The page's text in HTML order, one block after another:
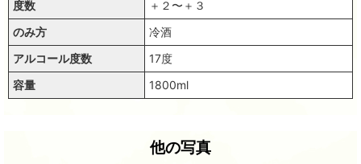
度数
＋２〜＋３
のみ方
冷酒
アルコール度数
17度
容量
1800ml
他の写真